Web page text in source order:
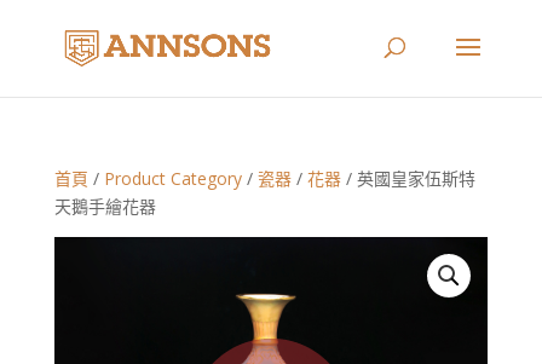
首頁 / Product Category/ 瓷器/ 花器/ 英國皇家伍斯特
天鵝手繪花器